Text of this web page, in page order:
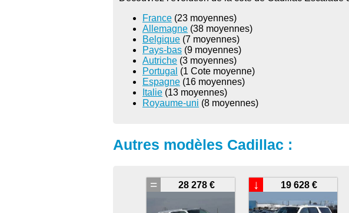
France (23 moyennes)
Allemagne (38 moyennes)
Belgique (7 moyennes)
Pays-bas (9 moyennes)
Autriche (3 moyennes)
Portugal (1 Cote moyenne)
Espagne (16 moyennes)
Italie (13 moyennes)
Royaume-uni (8 moyennes)
Autres modèles Cadillac :
28 278 €
= 19 628 €
↓